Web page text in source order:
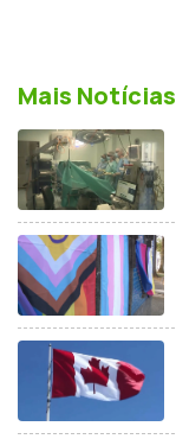
Mais Notícias